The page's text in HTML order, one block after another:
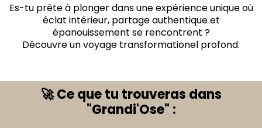
Es-tu prête à plonger dans une expérience unique où
éclat intérieur, partage authentique et
épanouissement se rencontrent ?
Découvre un voyage transformationel profond.
🚀 Ce que tu trouveras dans
"Grandi'Ose" :